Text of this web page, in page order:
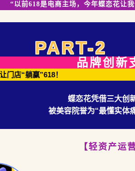
“以前618是电商主场， 今年蝶恋花让
PART-2
品牌创新
门店“躺赢”618！
蝶恋花凭借三大创
被美容院誉为“最懂实体
【轻资产运